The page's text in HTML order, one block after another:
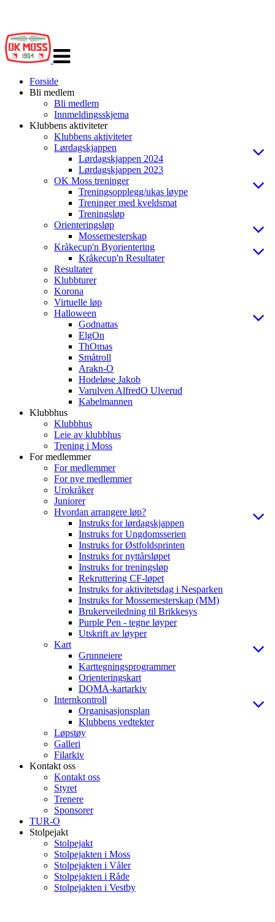
navigasjon
Forside
Bli medlem
Bli medlem
Innmeldingsskjema
Klubbens aktiviteter
Klubbens aktiviteter
Lørdagskjappen
Lørdagskjappen 2024
Lørdagskjappen 2023
OK Moss treninger
Treningsopplegg/ukas løype
Treninger med kveldsmat
Treningsløp
Orienteringsløp
Mossemesterskap
Kråkecup'n Byorientering
Kråkecup'n Resultater
Resultater
Klubbturer
Korona
Virtuelle løp
Halloween
Godnattas
ElgOn
ThOmas
Småtroll
Arakn-O
Hodeløse Jakob
Varulven AlfredO Ulverud
Kabelmannen
Klubbhus
Klubbhus
Leie av klubbhus
Trening i Moss
For medlemmer
For medlemmer
For nye medlemmer
Urokråker
Juniorer
Hvordan arrangere løp?
Instruks for lørdagskjappen
Instruks for Ungdomsserien
Instruks for Østfoldsprinten
Instruks for nyttårsløpet
Instruks for treningsløp
Rekruttering CF-løpet
Instruks for aktivitetsdag i Nesparken
Instruks for Mossemesterskap (MM)
Brukerveiledning til Brikkesys
Purple Pen - tegne løyper
Utskrift av løyper
Kart
Grunneiere
Karttegningsprogrammer
Orienteringskart
DOMA-kartarkiv
Internkontroll
Organisasjonsplan
Klubbens vedtekter
Løpstøy
Galleri
Filarkiv
Kontakt oss
Kontakt oss
Styret
Trenere
Sponsorer
TUR-O
Stolpejakt
Stolpejakt
Stolpejakten i Moss
Stolpejakten i Våler
Stolpejakten i Råde
Stolpejakten i Vestby